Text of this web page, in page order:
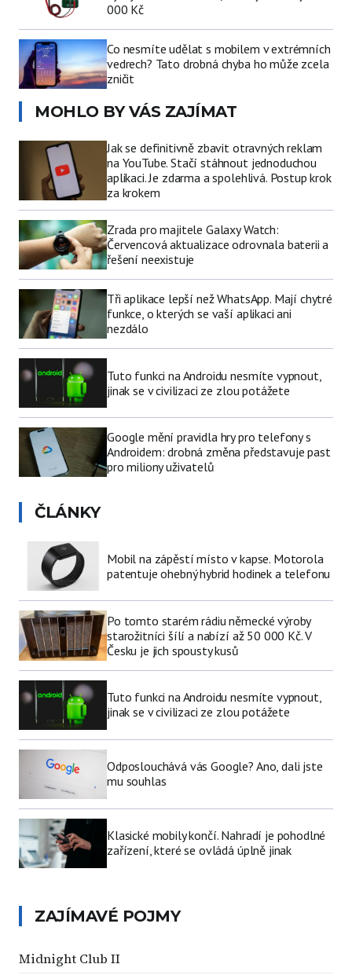
000 Kč
Co nesmíte udělat s mobilem v extrémních
vedrech? Tato drobná chyba ho může zcela
zničit
MOHLO BY VÁS ZAJÍMAT
Jak se definitivně zbavit otravných reklam
na YouTube. Stačí stáhnout jednoduchou
aplikaci. Je zdarma a spolehlivá. Postup krok
za krokem
Zrada pro majitele Galaxy Watch:
Červencová aktualizace odrovnala baterii a
řešení neexistuje
Tři aplikace lepší než WhatsApp. Mají chytré
funkce, o kterých se vaší aplikaci ani
nezdálo
Tuto funkci na Androidu nesmíte vypnout,
jinak se v civilizaci ze zlou potážete
Google mění pravidla hry pro telefony s
Androidem: drobná změna představuje past
pro miliony uživatelů
ČLÁNKY
Mobil na zápěstí místo v kapse. Motorola
patentuje ohebný hybrid hodinek a telefonu
Po tomto starém rádiu německé výroby
starožitníci šílí a nabízí až 50 000 Kč. V
Česku je jich spousty kusů
Tuto funkci na Androidu nesmíte vypnout,
jinak se v civilizaci ze zlou potážete
Odposlouchává vás Google? Ano, dali jste
mu souhlas
Klasické mobily končí. Nahradí je pohodlné
zařízení, které se ovládá úplně jinak
ZAJÍMAVÉ POJMY
Midnight Club II